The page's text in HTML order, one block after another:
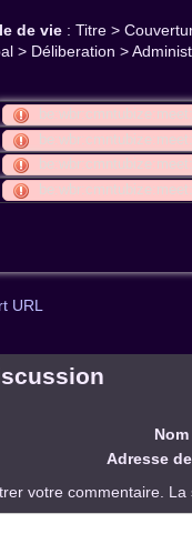
de vie : Titre >
> Déliberation >
URL
Adresse
votre commentaire.